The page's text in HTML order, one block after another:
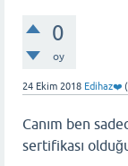
0
oy
24 Ekim 2018 Edihaz❤️ (
Canım ben
sertifikası